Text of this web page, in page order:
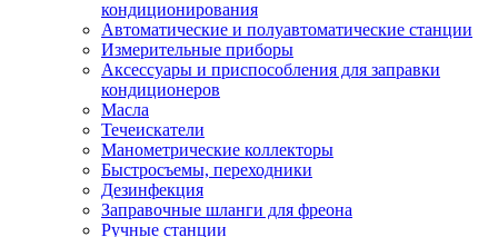
кондиционирования
Автоматические и полуавтоматические станции
Измерительные приборы
Аксессуары и приспособления для заправки
кондиционеров
Масла
Течеискатели
Манометрические коллекторы
Быстросъемы, переходники
Дезинфекция
Заправочные шланги для фреона
Ручные станции